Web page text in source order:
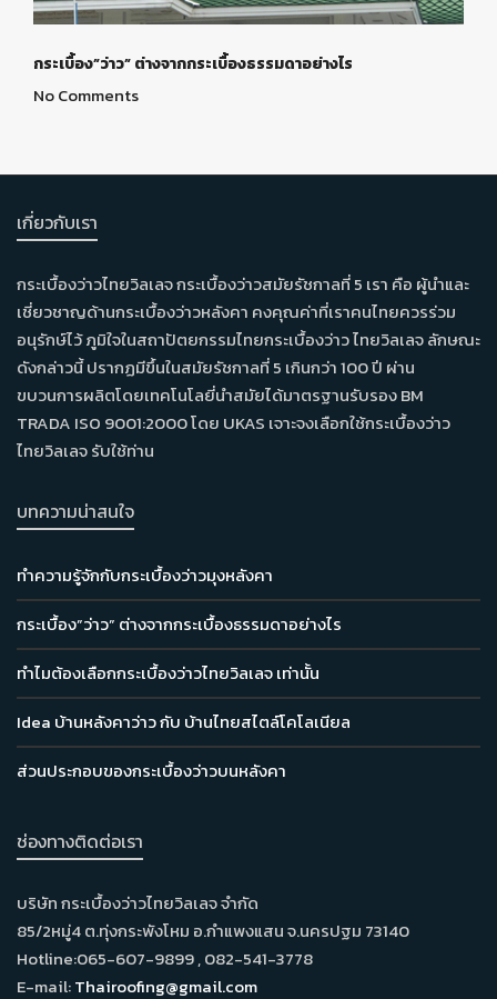
กระเบื้อง”ว่าว” ต่างจากกระเบื้องธรรมดาอย่างไร
No Comments
เกี่ยวกับเรา
กระเบื้องว่าวไทยวิลเลจ กระเบื้องว่าวสมัยรัชกาลที่ 5 เรา คือ ผู้นำและ
เชี่ยวชาญด้านกระเบื้องว่าวหลังคา คงคุณค่าที่เราคนไทยควรร่วม
อนุรักษ์ไว้ ภูมิใจในสถาปัตยกรรมไทยกระเบื้องว่าว ไทยวิลเลจ ลักษณะ
ดังกล่าวนี้ ปรากฏมีขึ้นในสมัยรัชกาลที่ 5 เกินกว่า 100 ปี ผ่าน
ขบวนการผลิตโดยเทคโนโลยี่นำสมัยได้มาตรฐานรับรอง BM
TRADA ISO 9001:2000 โดย UKAS เจาะจงเลือกใช้กระเบื้องว่าว
ไทยวิลเลจ รับใช้ท่าน
บทความน่าสนใจ
ทำความรู้จักกับกระเบื้องว่าวมุงหลังคา
กระเบื้อง”ว่าว” ต่างจากกระเบื้องธรรมดาอย่างไร
ทำไมต้องเลือกกระเบื้องว่าวไทยวิลเลจ เท่านั้น
Idea บ้านหลังคาว่าว กับ บ้านไทยสไตล์โคโลเนียล
ส่วนประกอบของกระเบื้องว่าวบนหลังคา
ช่องทางติดต่อเรา
บริษัท กระเบื้องว่าวไทยวิลเลจ จำกัด
85/2หมู่4 ต.ทุ่งกระพังโหม อ.กำแพงแสน จ.นครปฐม 73140
Hotline:065-607-9899 , 082-541-3778
E-mail:Thairoofing@gmail.com